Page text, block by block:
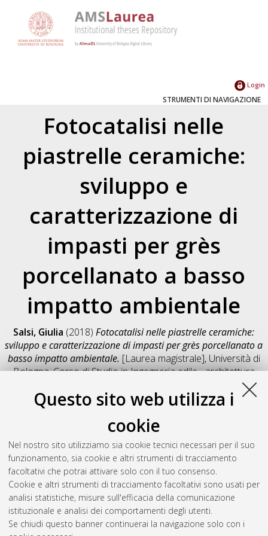
Questo sito web utilizza i
cookie
Nel nostro sito utilizziamo sia cookie tecnici necessari per il suo
funzionamento, sia cookie e altri strumenti di tracciamento
facoltativi che potrai attivare solo con il tuo consenso.
Cookie e altri strumenti di tracciamento facoltativi sono usati per
analisi statistiche, misure sull'efficacia della comunicazione
istituzionale e analisi dei comportamenti degli utenti.
Se chiudi questo banner continuerai la navigazione solo con i
Login
STRUMENTI DI NAVIGAZIONE
Fotocatalisi nelle
piastrelle ceramiche:
sviluppo e
caratterizzazione di
impasti per grès
porcellanato a basso
impatto ambientale
Salsi, Giulia (2018)Fotocatalisi nelle piastrelle ceramiche:
sviluppo e caratterizzazione di impasti per grès porcellanato a
basso impatto ambientale. [Laurea magistrale], Università di
Bologna, Corso di Studio inIngegneria edile - architettura
Salva citazione
Condividi
Il full-text non è disponibile per scelta dell'autore. (
Abstract
Altri metadati
Gestione del documento: